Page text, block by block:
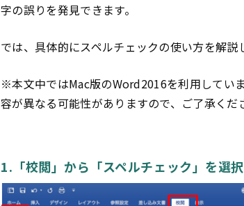
字の誤りを発見できます。
では、具体的にスペルチェックの使い方を解説
※本文中ではMac版のWord2016を利用してい
容が異なる可能性がありますので、ご了承くだ
1.「校閲」から「スペルチェック」を選